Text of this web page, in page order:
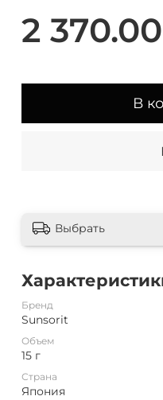
2
В
Выбрать
Бренд
Sunsorit
Объем
15 г
Страна
Япония